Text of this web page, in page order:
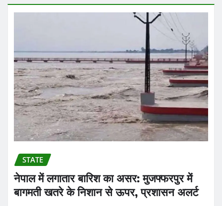
STATE
नेपाल में लगातार बारिश का असर: मुजफ्फरपुर में
बागमती खतरे के निशान से ऊपर, प्रशासन अलर्ट